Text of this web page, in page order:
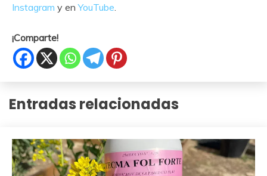
Instagram y enYouTube.
¡Comparte!
Entradas relacionadas